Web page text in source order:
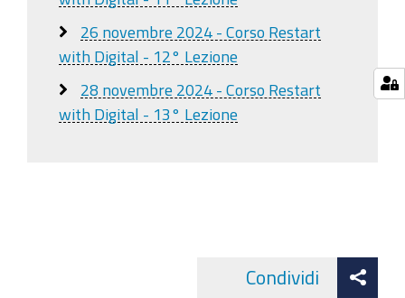
26 novembre 2024 - Corso Restart
with Digital - 12° Lezione
28 novembre 2024 - Corso Restart
with Digital - 13° Lezione
Condividi